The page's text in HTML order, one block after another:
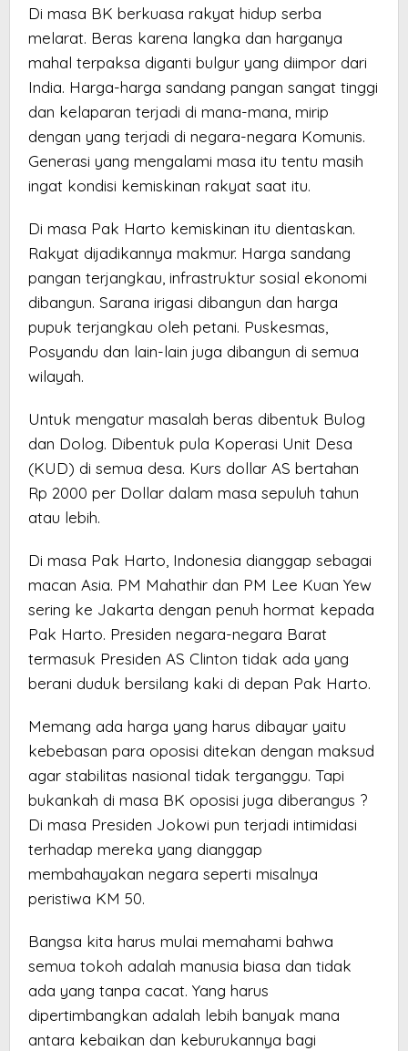
Di masa BK berkuasa rakyat hidup serba
melarat. Beras karena langka dan harganya
mahal terpaksa diganti bulgur yang diimpor dari
India. Harga-harga sandang pangan sangat tinggi
dan kelaparan terjadi di mana-mana, mirip
dengan yang terjadi di negara-negara Komunis.
Generasi yang mengalami masa itu tentu masih
ingat kondisi kemiskinan rakyat saat itu.
Di masa Pak Harto kemiskinan itu dientaskan.
Rakyat dijadikannya makmur. Harga sandang
pangan terjangkau, infrastruktur sosial ekonomi
dibangun. Sarana irigasi dibangun dan harga
pupuk terjangkau oleh petani. Puskesmas,
Posyandu dan lain-lain juga dibangun di semua
wilayah.
Untuk mengatur masalah beras dibentuk Bulog
dan Dolog. Dibentuk pula Koperasi Unit Desa
(KUD) di semua desa. Kurs dollar AS bertahan
Rp 2000 per Dollar dalam masa sepuluh tahun
atau lebih.
Di masa Pak Harto, Indonesia dianggap sebagai
macan Asia. PM Mahathir dan PM Lee Kuan Yew
sering ke Jakarta dengan penuh hormat kepada
Pak Harto. Presiden negara-negara Barat
termasuk Presiden AS Clinton tidak ada yang
berani duduk bersilang kaki di depan Pak Harto.
Memang ada harga yang harus dibayar yaitu
kebebasan para oposisi ditekan dengan maksud
agar stabilitas nasional tidak terganggu. Tapi
bukankah di masa BK oposisi juga diberangus ?
Di masa Presiden Jokowi pun terjadi intimidasi
terhadap mereka yang dianggap
membahayakan negara seperti misalnya
peristiwa KM 50.
Bangsa kita harus mulai memahami bahwa
semua tokoh adalah manusia biasa dan tidak
ada yang tanpa cacat. Yang harus
dipertimbangkan adalah lebih banyak mana
antara kebaikan dan keburukannya bagi